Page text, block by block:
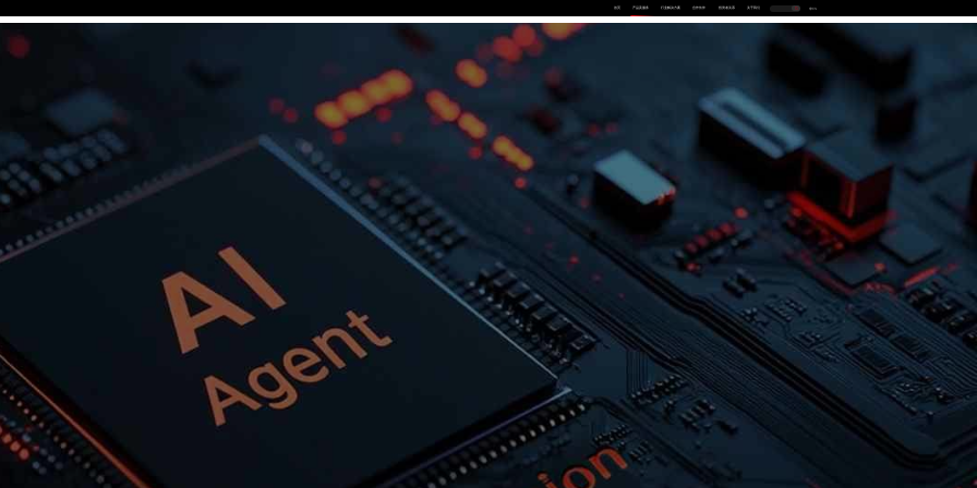
首页 产品及服务 行业解决方案 合作伙伴 投资者关系 关于我们 中EN